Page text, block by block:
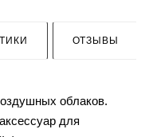
ОТЗЫВЫ
облаков.
для